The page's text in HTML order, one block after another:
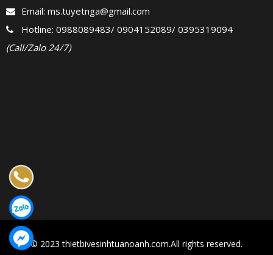
Email: ms.tuyetnga@gmail.com
Hotline: 0988089483/ 0904152089/ 0395319094
(Call/Zalo 24/7)
© 2023 thietbivesinhtuanoanh.com.All rights reserved.